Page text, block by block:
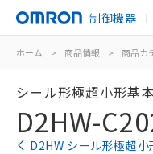
制御機器
ホーム > 商品情報 > 商品カ
シール形極超小形基
D2HW-
D2HW シール形極超